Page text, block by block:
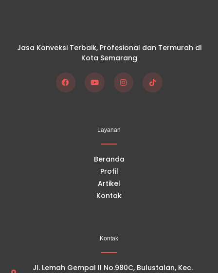
Jasa Konveksi Terbaik, Profesional dan Termurah di
Kota Semarang
F
a
Y
o
I
n
T
i
Layanan
Beranda
Profil
Artikel
Kontak
Kontak
Jl. Lemah Gempal II No.980C, Bulustalan, Kec.